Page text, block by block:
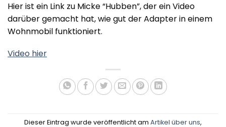
Hier ist ein Link zu Micke “Hubben”, der ein Video
darüber gemacht hat, wie gut der Adapter in einem
Wohnmobil funktioniert.
Video hier
Dieser Eintrag wurde veröffentlicht am Artikel über uns,